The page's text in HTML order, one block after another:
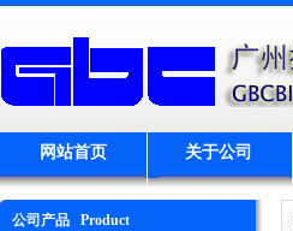
网站首页 关于公司
公司产品 Product